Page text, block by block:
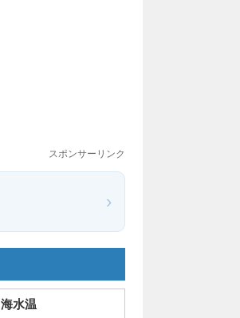
スポンサーリンク
›
海水温